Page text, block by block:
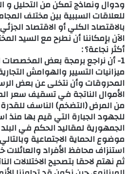
ودوال ونماذج تمكن من التحليل و
للعلاقات السببية بين مختلف
بالاقتصاد الكلي أو الاقتصاد
الآن بإمكاننا أن نطرح مع السيد
أكثر نجاعة؟ :
1- أن نراجع برمجة بعض
ميزانيات التسيير والهوامش
المحروقات وأن نتخلى عن بعض
الأموال الناتجة في تسقيف سعر
من المرض (التضخم) الناسف
للجهود الجبارة التي قيم بها منذ
الجمهورية لمقاليد الحكم في
موضوع الحماية الاجتماعية
استنزاف محافظ الأفراد والعائلات
ثم نهتم لاحقا بتصحيح الاختلالات